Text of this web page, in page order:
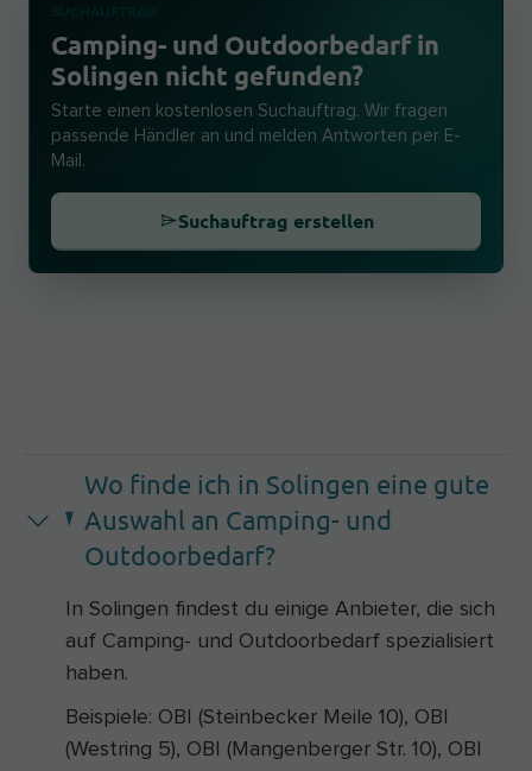
Camping- und Outdoorbedarf in
Solingen nicht gefunden?
Starte einen kostenlosen Suchauftrag. Wir fragen
passende Händler an und melden Antworten per E-
Mail.
Suchauftrag erstellen
Wo finde ich in Solingen eine gute
Auswahl an Camping- und
Outdoorbedarf?
In Solingen findest du einige Anbieter, die sich
auf Camping- und Outdoorbedarf spezialisiert
haben.
Beispiele: OBI (Steinbecker Meile 10), OBI
(Westring 5), OBI (Mangenberger Str. 10), OBI